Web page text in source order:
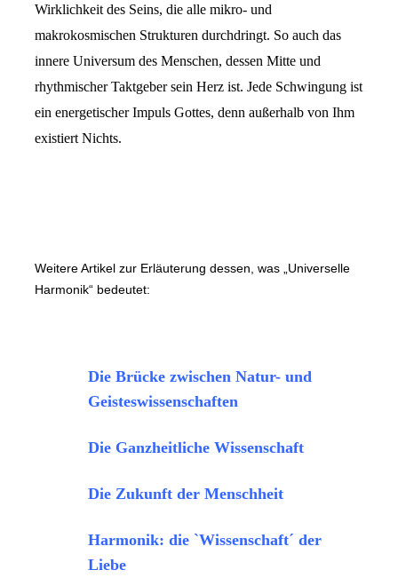
Wirklichkeit des Seins, die alle mikro- und
makrokosmischen Strukturen durchdringt. So auch das
innere Universum des Menschen, dessen Mitte und
rhythmischer Taktgeber sein Herz ist. Jede Schwingung ist
ein energetischer Impuls Gottes, denn außerhalb von Ihm
existiert Nichts.
Weitere Artikel zur Erläuterung dessen, was „Universelle
Harmonik“ bedeutet:
Die Brücke zwischen Natur- und
Geisteswissenschaften
Die Ganzheitliche Wissenschaft
Die Zukunft der Menschheit
Harmonik: die `Wissenschaft´ der
Liebe